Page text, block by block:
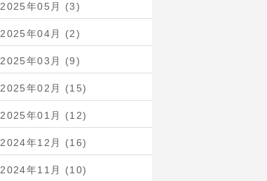
2025年05月 (3)
2025年04月 (2)
2025年03月 (9)
2025年02月 (15)
2025年01月 (12)
2024年12月 (16)
2024年11月 (10)